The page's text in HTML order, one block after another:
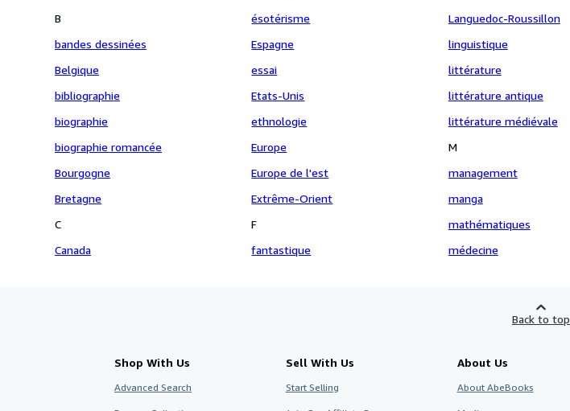
B
bandes dessinées
Belgique
bibliographie
biographie
biographie romancée
Bourgogne
Bretagne
C
Canada
ésotérisme
Espagne
essai
Etats-Unis
ethnologie
Europe
Europe de l'est
Extrême-Orient
F
fantastique
Languedoc-Roussillon
linguistique
littérature
littérature antique
littérature médiévale
M
management
manga
mathématiques
médecine
Back to top
Shop With Us
Advanced Search
Sell With Us
Start Selling
About Us
About AbeBooks